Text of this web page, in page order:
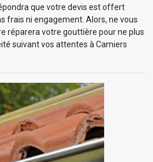
que votre devis est offert
frais ni engagement. Alors, ne vous
réparera votre gouttière pour ne plus
suivant vos attentes à Camiers